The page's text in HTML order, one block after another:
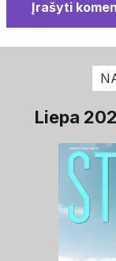
Įrašyti
Liepa